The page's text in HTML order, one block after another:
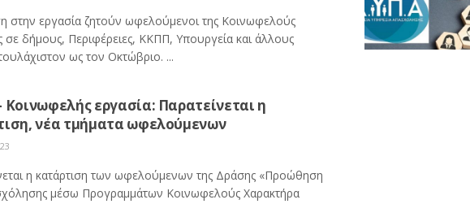
στην εργασία ζητούν ωφελούμενοι της Κοινωφελούς
σε δήμους, Περιφέρειες, ΚΚΠΠ, Υπουργεία και άλλους
ως τον Οκτώβριο. ...
εργασία: Παρατείνεται η
νέα τμήματα ωφελούμενων
η κατάρτιση των ωφελούμενων της Δράσης «Προώθηση
μέσω Προγραμμάτων Κοινωφελούς Χαρακτήρα